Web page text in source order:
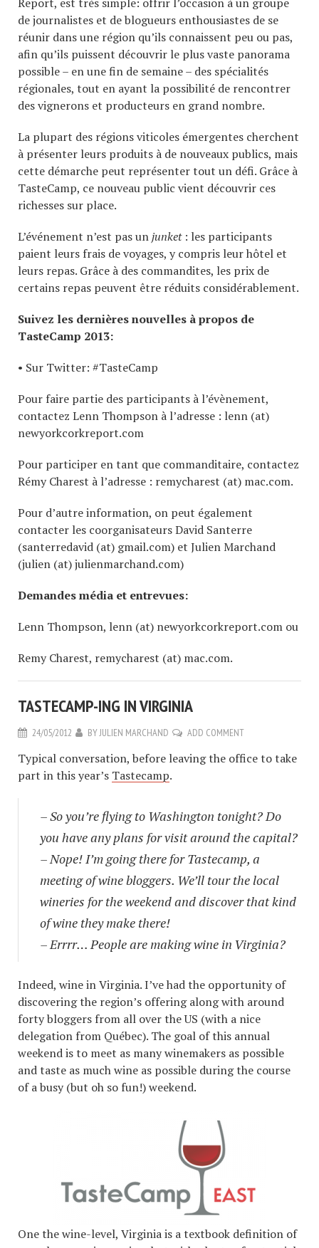
de journalistes et de blogueurs enthousiastes de se
réunir dans une région qu’ils connaissent peu ou pas,
afin qu’ils puissent découvrir le plus vaste panorama
possible – en une fin de semaine – des spécialités
régionales, tout en ayant la possibilité de rencontrer
des vignerons et producteurs en grand nombre.
La plupart des régions viticoles émergentes cherchent
à présenter leurs produits à de nouveaux publics, mais
cette démarche peut représenter tout un défi. Grâce à
TasteCamp, ce nouveau public vient découvrir ces
richesses sur place.
L’événement n’est pas unjunket : les participants
paient leurs frais de voyages, y compris leur hôtel et
leurs repas. Grâce à des commandites, les prix de
certains repas peuvent être réduits considérablement.
Suivez les dernières nouvelles à propos de
TasteCamp 2013:
• Sur Twitter: #TasteCamp
Pour faire partie des participants à l’évènement,
contactez Lenn Thompson à l’adresse : lenn (at)
newyorkcorkreport.com
Pour participer en tant que commanditaire, contactez
Rémy Charest à l’adresse : remycharest (at) mac.com.
Pour d’autre information, on peut également
contacter les coorganisateurs David Santerre
(santerredavid (at) gmail.com) et Julien Marchand
(julien (at) julienmarchand.com)
Demandes média et entrevues:
Lenn Thompson, lenn (at) newyorkcorkreport.com ou
Remy Charest, remycharest (at) mac.com.
TASTECAMP-ING IN VIRGINIA
24/05/2012 BYJULIEN MARCHAND ADD COMMENT
Typical conversation, before leaving the office to take
part in this year’s Tastecamp.
– So you’re flying to Washington tonight? Do
you have any plans for visit around the capital?
– Nope! I’m going there for Tastecamp, a
meeting of wine bloggers. We’ll tour the local
wineries for the weekend and discover that kind
of wine they make there!
– Errrr… People are making wine in Virginia?
Indeed, wine in Virginia. I’ve had the opportunity of
discovering the region’s offering along with around
forty bloggers from all over the US (with a nice
delegation from Québec). The goal of this annual
weekend is to meet as many winemakers as possible
and taste as much wine as possible during the course
of a busy (but oh so fun!) weekend.
One the wine-level, Virginia is a textbook definition of